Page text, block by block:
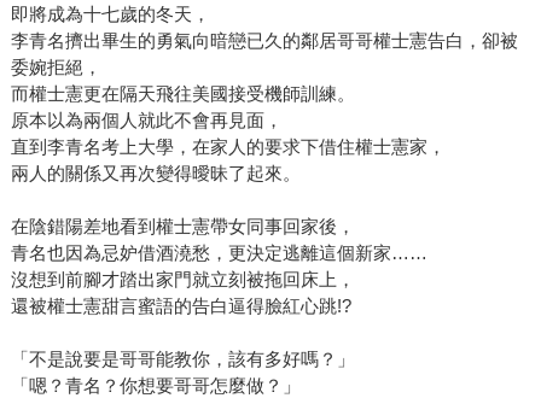
即將成為十七歲的冬天，
李青名擠出畢生的勇氣向暗戀已久的鄰居哥哥權士憲告白，卻被
委婉拒絕，
而權士憲更在隔天飛往美國接受機師訓練。
原本以為兩個人就此不會再見面，
直到李青名考上大學，在家人的要求下借住權士憲家，
兩人的關係又再次變得曖昧了起來。
在陰錯陽差地看到權士憲帶女同事回家後，
青名也因為忌妒借酒澆愁，更決定逃離這個新家……
沒想到前腳才踏出家門就立刻被拖回床上，
還被權士憲甜言蜜語的告白逼得臉紅心跳!?
「不是說要是哥哥能教你，該有多好嗎？」
「嗯？青名？你想要哥哥怎麼做？」